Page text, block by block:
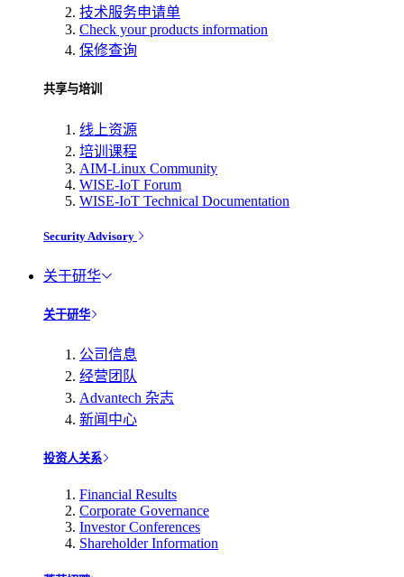
技术服务申请单
Check your products information
保修查询
共享与培训
线上资源
培训课程
AIM-Linux Community
WISE-IoT Forum
WISE-IoT Technical Documentation
Security Advisory
关于研华
关于研华
公司信息
经营团队
Advantech 杂志
新闻中心
投资人关系
Financial Results
Corporate Governance
Investor Conferences
Shareholder Information